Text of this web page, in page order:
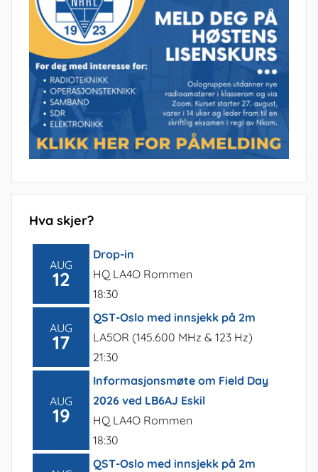
Hva skjer?
AUG
12
Drop-in
HQ LA4O Rommen
18:30
AUG
17
QST-Oslo med innsjekk på 2m
LA5OR (145.600 MHz & 123 Hz)
21:30
AUG
19
Informasjonsmøte om Field Day
2026 ved LB6AJ Eskil
HQ LA4O Rommen
18:30
QST-Oslo med innsjekk på 2m